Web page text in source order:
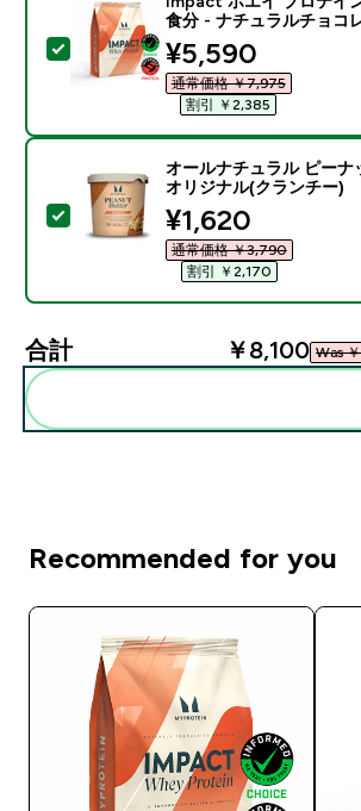
この商品を選択 - Impact ホエイ
食分 - ナチュラルチョコ
discounted
¥5,590‎
通常価格 ￥7,975‎
割引 ￥2,385‎
この商品を選択 - オールナチュ
オールナチュラル ピーナ
オリジナル(クランチー)
discounted
¥1,620‎
通常価格 ￥3,790‎
割引 ￥2,170‎
合計 ￥8,100‎ Was
Recommended for you